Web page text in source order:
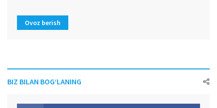
Ovoz berish
BIZ BILAN BOG‘LANING